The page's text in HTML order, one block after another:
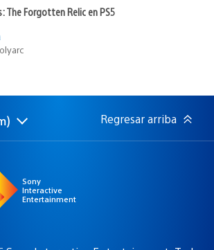
The Forgotten Relic en PS5
Regresar arriba
Sony
Interactive
Entertainment